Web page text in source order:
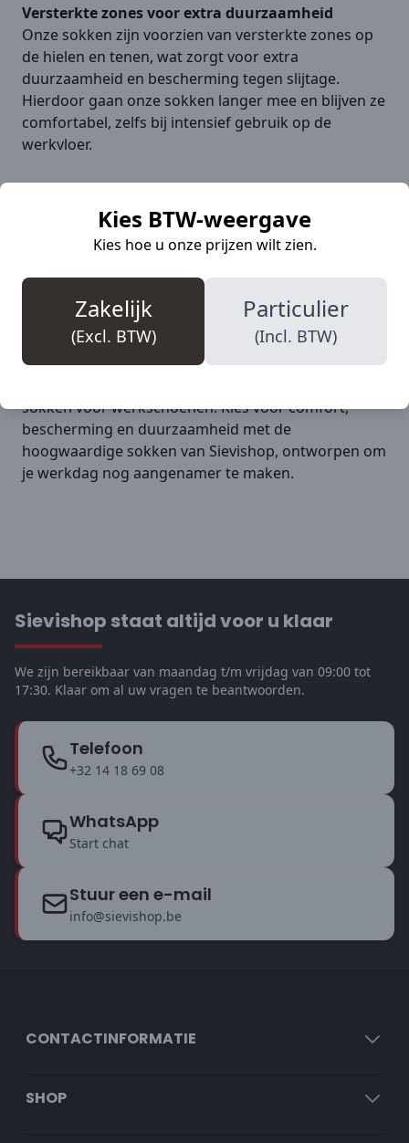
Kies BTW-weergave
Kies hoe u onze prijzen wilt zien.
Zakelijk
(Excl. BTW)
Particulier
(Incl. BTW)
Versterkte zones voor extra duurzaamheid
Onze sokken zijn voorzien van versterkte zones op
de hielen en tenen, wat zorgt voor extra
duurzaamheid en bescherming tegen slijtage.
Hierdoor gaan onze sokken langer mee en blijven ze
comfortabel, zelfs bij intensief gebruik op de
werkvloer.
Naadloze constructie voor irritatievrij dragen
Geniet van het naadloze ontwerp van onze sokken,
dat irritatie en wrijving voorkomt tijdens het dragen
van werkschoenen. Onze sokken zijn ontworpen
voor een comfortabele pasvorm zonder vervelende
naden, waardoor je je kunt concentreren op je werk
zonder afleiding.
Bestel jouw sokken vandaag nog
sokken voor werkschoenen. Kies voor comfort,
bescherming en duurzaamheid met de
hoogwaardige sokken van Sievishop, ontworpen om
je werkdag nog aangenamer te maken.
Sievishop staat altijd voor u klaar
We zijn bereikbaar van maandag t/m vrijdag van 09:00 tot
17:30. Klaar om al uw vragen te beantwoorden.
Telefoon
+32 14 18 69 08
WhatsApp
Start chat
Stuur een e-mail
info@sievishop.be
CONTACTINFORMATIE
SHOP